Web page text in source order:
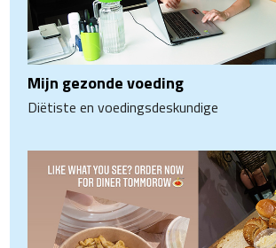
Mijn gezonde voeding
Diëtiste en voedingsdeskundige